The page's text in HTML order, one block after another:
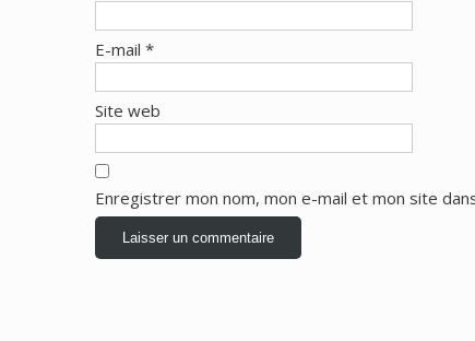
E-mail *
Site web
Enregistrer mon nom, mon e-mail et mon site